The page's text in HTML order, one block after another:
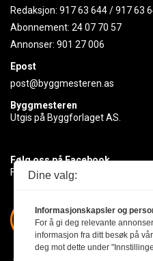
Redaksjon: 917 63 644/917 63
Abonnement: 24 07 70 57
Annonser: 901 27 006
Epost
post@byggmesteren.as
Byggmesteren
Utgis på Byggforlaget AS.
Følg oss på Facebook
Få med deg det siste innen
Dine valg:
Informasjonskapsler og
For å gi deg relevante
informasjon fra ditt besøk på
deg mot dette under